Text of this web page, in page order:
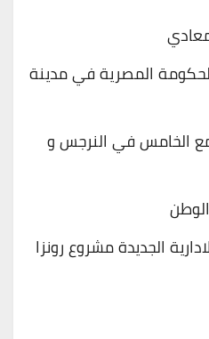
المصرية في مدينة
الخامس في النرجس و
الجديدة مشروع رونزا